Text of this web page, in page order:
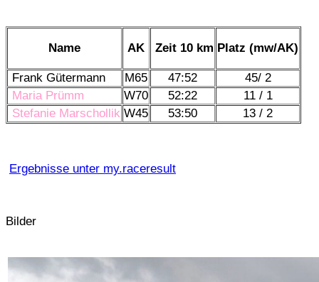
Name AK Zeit 10 km Platz (mw/AK)
Frank Gütermann M65 47:52
45/ 2
Maria Prümm
W70 52:22
11 / 1
Stefanie Marschollik W45 53:50 13 / 2
Ergebnisse unter my.raceresult
Bilder